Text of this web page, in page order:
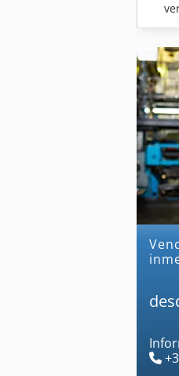
Vender bruderer
Stoll V 202